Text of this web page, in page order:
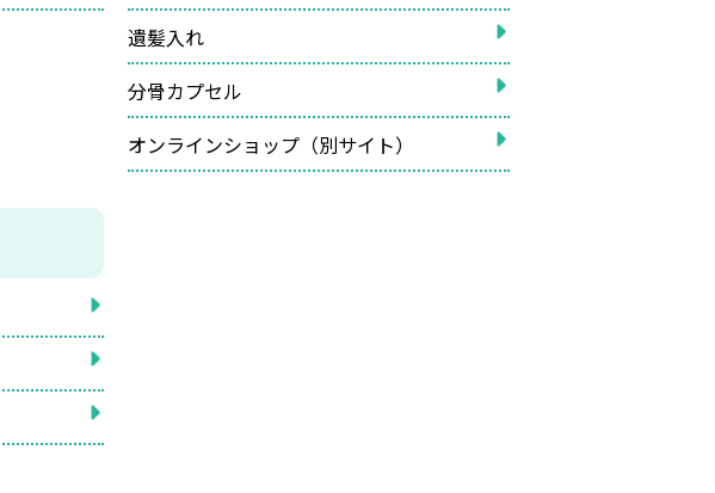
遺髪入れ
分骨カプセル
オンラインショップ（別サイト）